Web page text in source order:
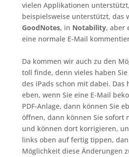
vielen Applikationen
beispielsweise unterstützt, das
GoodNotes, in Notability, aber
eine normale E-Mail
Da kommen wir auch zu den
toll finde, denn vieles haben
des iPads schon mit dabei. Das
eben, wenn Sie eine E-Mail
PDF-Anlage, dann können Sie
öffnen, dann können Sie sofort
und können dort korrigieren,
links oben auf fertig tippen,
Möglichkeit diese Änderungen